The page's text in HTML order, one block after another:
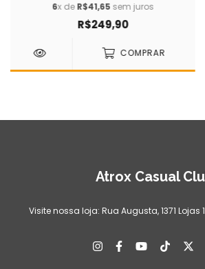
6x deR$41,65 sem juros
R$249,90
COMPRAR
Atrox Casual
Visite nossa loja: Rua Augusta, 1371 Lojas